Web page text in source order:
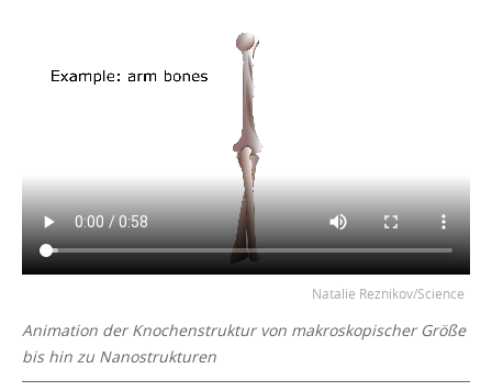
Natalie Reznikov/Science
Animation der Knochenstruktur von makroskopischer Größe
bis hin zu Nanostrukturen